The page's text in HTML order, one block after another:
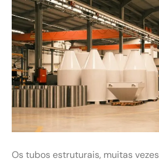
Os tubos estruturais, muitas